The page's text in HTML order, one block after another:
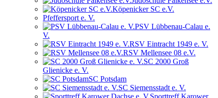
Köpenicker SC e.V.
Pfeffersport e. V.
PSV Lübbenau-Calau e.
V.
RSV Eintracht 1949 e. V.
RSV Mellensee 08 e.V.
SC 2000 Groß
Glienicke e. V.
SC Potsdam
SC Siemensstadt e. V.
Sporttreff Karower